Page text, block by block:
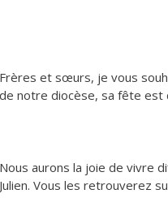
Frères et sœurs, je vous
de notre diocèse, sa fête est
Nous aurons la joie de vivre
Julien. Vous les retrouverez